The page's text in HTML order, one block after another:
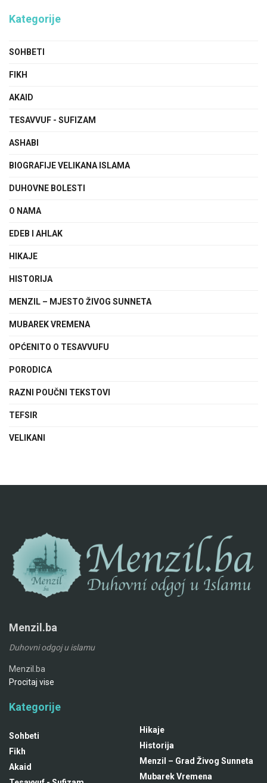
Kategorije
SOHBETI
FIKH
AKAID
TESAVVUF - SUFIZAM
ASHABI
BIOGRAFIJE VELIKANA ISLAMA
DUHOVNE BOLESTI
O NAMA
EDEB I AHLAK
HIKAJE
HISTORIJA
MENZIL – MJESTO ŽIVOG SUNNETA
MUBAREK VREMENA
OPĆENITO O TESAVVUFU
PORODICA
RAZNI POUČNI TEKSTOVI
TEFSIR
VELIKANI
Menzil.ba
Duhovni odgoj u islamu
Menzil.ba
Procitaj vise
Kategorije
Sohbeti
Fikh
Akaid
Hikaje
Historija
Menzil – Grad Živog Sunneta
Mubarek Vremena